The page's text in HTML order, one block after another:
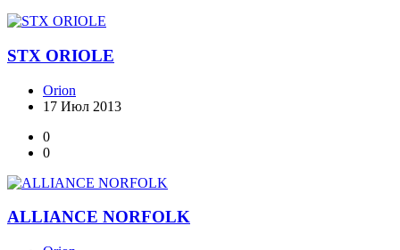
STX ORIOLE
Orion
17 Июл 2013
0
0
ALLIANCE NORFOLK